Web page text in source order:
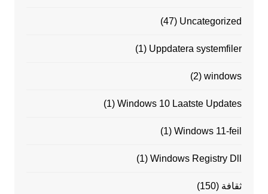
Uncategorized
(47)
Uppdatera systemfiler
(1)
windows
(2)
Windows 10 Laatste Updates
(1)
Windows 11-feil
(1)
Windows Registry Dll
(1)
ثقافة (150)